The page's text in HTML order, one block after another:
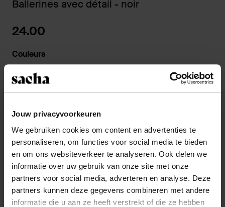
Jouw privacyvoorkeuren
We gebruiken cookies om content en advertenties te
personaliseren, om functies voor social media te bieden
en om ons websiteverkeer te analyseren. Ook delen we
informatie over uw gebruik van onze site met onze
partners voor social media, adverteren en analyse. Deze
partners kunnen deze gegevens combineren met andere
informatie die u aan ze heeft verstrekt of die ze hebben
Ballerines avec détail - noir
24.00
Couleurs
Service d'assistance
Délai de rétractation de 14 jours
Description du produit
Ces ballerines noires de Sacha ont un bout pointu